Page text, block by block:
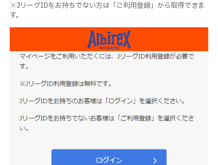
※JリーグIDをお持ちでない方は「ご利用登録」から取得できま
す。